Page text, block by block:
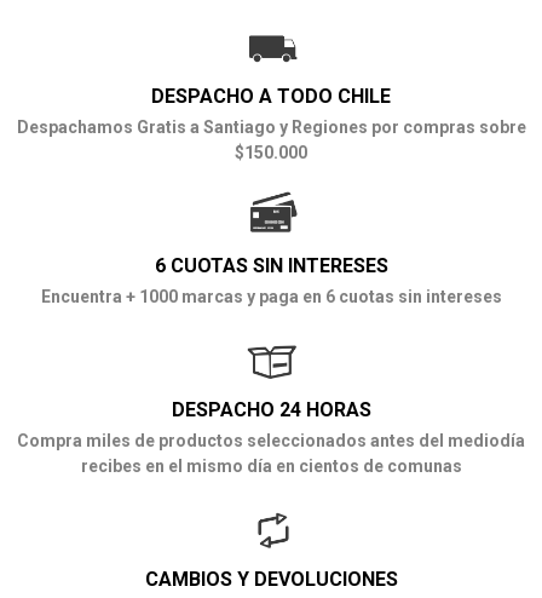
DESPACHO A TODO CHILE
Despachamos Gratis a Santiago y Regiones por compras sobre
$150.000
6 CUOTAS SIN INTERESES
Encuentra + 1000 marcas y paga en 6 cuotas sin intereses
DESPACHO 24 HORAS
Compra miles de productos seleccionados antes del mediodía
recibes en el mismo día en cientos de comunas
CAMBIOS Y DEVOLUCIONES